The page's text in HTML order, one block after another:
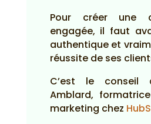
Pour créer une
engagée, il faut
authentique et
réussite de ses
C’est le conseil
Amblard,
marketing chez